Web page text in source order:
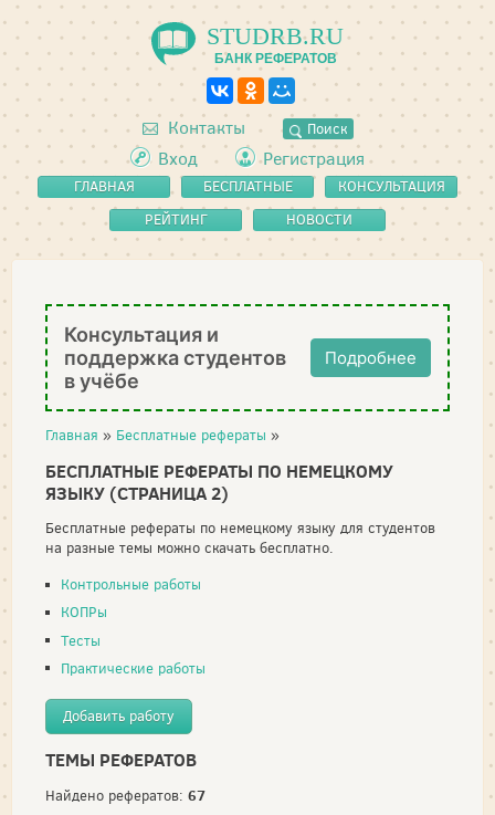
STUDRB.RU
БАНК РЕФЕРАТОВ
Контакты Поиск
Вход Регистрация
ГЛАВНАЯ
БЕСПЛАТНЫЕ
РЕФЕРАТЫ
КОНСУЛЬТАЦИЯ
РЕЙТИНГ
НОВОСТИ
Консультация и
поддержка студентов
в учёбе
Подробнее
Главная » Бесплатные рефераты »
БЕСПЛАТНЫЕ РЕФЕРАТЫ ПО НЕМЕЦКОМУ
ЯЗЫКУ (СТРАНИЦА 2)
Бесплатные рефераты по немецкому языку для студентов
на разные темы можно скачать бесплатно.
Контрольные работы
КОПРы
Тесты
Практические работы
Добавить работу
ТЕМЫ РЕФЕРАТОВ
Найдено рефератов: 67